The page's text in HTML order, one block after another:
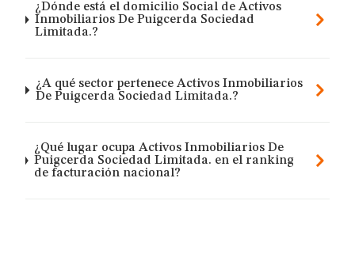
¿Dónde está el domicilio Social de Activos
Inmobiliarios De Puigcerda Sociedad
Limitada.?
¿A qué sector pertenece Activos Inmobiliarios
De Puigcerda Sociedad Limitada.?
¿Qué lugar ocupa Activos Inmobiliarios De
Puigcerda Sociedad Limitada. en el ranking
de facturación nacional?